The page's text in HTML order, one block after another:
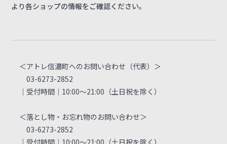
より各ショップの情報をご確認ください。
＜アトレ信濃町へのお問い合わせ（代表）＞
03-6273-2852
｜受付時間｜10:00～21:00（土日祝を除く）
＜落とし物・お忘れ物のお問い合わせ＞
03-6273-2852
｜受付時間｜10:00～21:00（土日祝を除く）